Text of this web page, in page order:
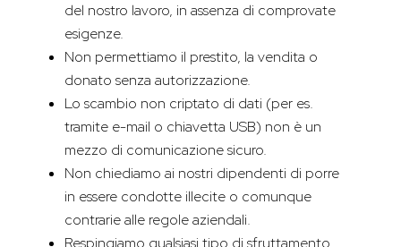
del nostro lavoro, in assenza di comprovate
esigenze.
Non permettiamo il prestito, la vendita o
donato senza autorizzazione.
Lo scambio non criptato di dati (per es.
tramite e-mail o chiavetta USB) non è un
mezzo di comunicazione sicuro.
Non chiediamo ai nostri dipendenti di porre
in essere condotte illecite o comunque
contrarie alle regole aziendali.
Respingiamo qualsiasi tipo di sfruttamento